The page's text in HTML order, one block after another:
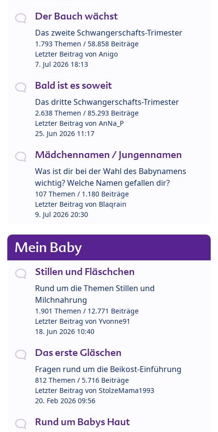
Der Bauch wächst
Das zweite Schwangerschafts-Trimester
1.793 Themen / 58.858 Beiträge
Letzter Beitrag von Anigo
7. Jul 2026 18:13
Bald ist es soweit
Das dritte Schwangerschafts-Trimester
2.638 Themen / 85.293 Beiträge
Letzter Beitrag von AnNa_P
25. Jun 2026 11:17
Mädchennamen / Jungennamen
Was ist dir bei der Wahl des Babynamens
wichtig? Welche Namen gefallen dir?
107 Themen / 1.180 Beiträge
Letzter Beitrag von Blaqrain
9. Jul 2026 20:30
Mein Baby
Stillen und Fläschchen
Rund um die Themen Stillen und
Milchnahrung
1.901 Themen / 12.771 Beiträge
Letzter Beitrag von Yvonne91
18. Jun 2026 10:40
Das erste Gläschen
Fragen rund um die Beikost-Einführung
812 Themen / 5.716 Beiträge
Letzter Beitrag von StolzeMama1993
20. Feb 2026 09:56
Rund um Babys Haut